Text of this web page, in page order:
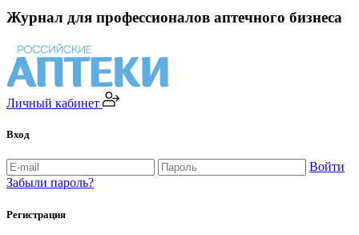
Журнал для профессионалов аптечного бизнеса
Личный кабинет
Вход
Войти
Забыли пароль?
Регистрация